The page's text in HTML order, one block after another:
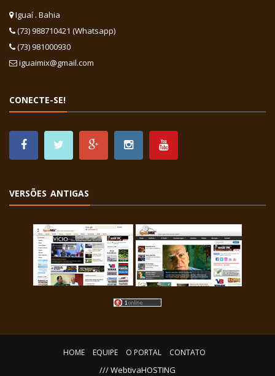
Iguaí . Bahia
(73) 988710421 (Whatsapp)
(73) 981000930
iguaimix@gmail.com
CONECTE-SE!
VERSÕES ANTIGAS
HOME EQUIPE O PORTAL CONTATO
/// WebtivaHOSTING